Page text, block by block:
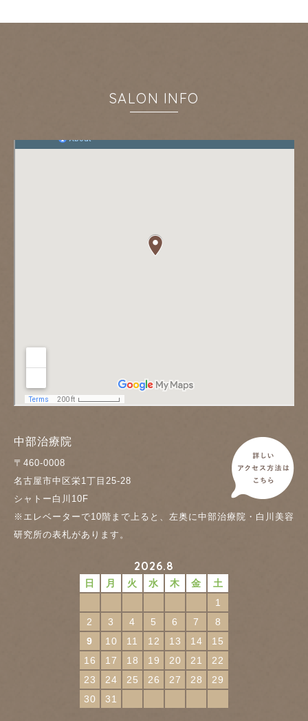
SALON INFO
中部治療院
〒460-0008
名古屋市中区栄1丁目25-28
シャトー白川10F
※エレベーターで10階まで上ると、左奥に中部治療院・白川美容
研究所の表札があります。
2026.8
日 月 火 水 木 金
土
1
2
3 4 5 6 7
8
9
10 11 12 13 14
15
16
17 18 19 20 21
22
23
24 25 26 27 28
29
30
31